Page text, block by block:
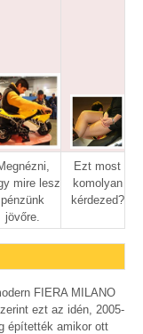
mire lesz
pénzünk
jövőre.
Ezt most
komolyan
kérdezed?
FIERA MILANO
ezt az idén, 2005-
építették amikor ott